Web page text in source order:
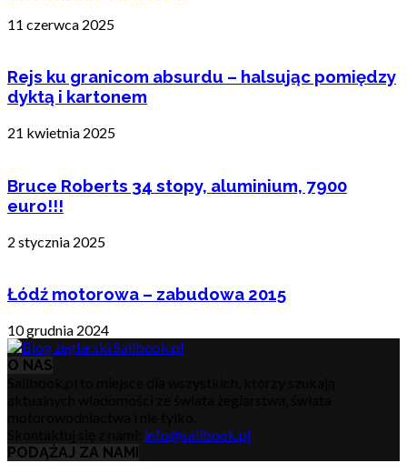
11 czerwca 2025
Rejs ku granicom absurdu – halsując pomiędzy
dyktą i kartonem
21 kwietnia 2025
Bruce Roberts 34 stopy, aluminium, 7900
euro!!!
2 stycznia 2025
Łódź motorowa – zabudowa 2015
10 grudnia 2024
O NAS
info@sailbook.pl
PODĄŻAJ ZA NAMI